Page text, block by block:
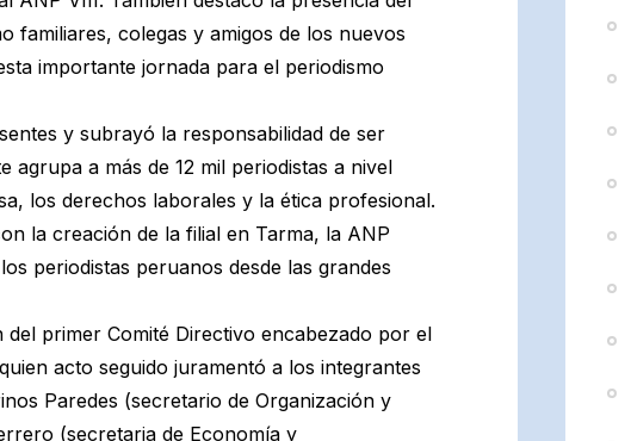
familiares, colegas y amigos de los nuevos
importante jornada para el periodismo
y subrayó la responsabilidad de ser
agrupa a más de 12 mil periodistas a nivel
los derechos laborales y la ética profesional.
la creación de la filial en Tarma, la ANP
periodistas peruanos desde las grandes
primer Comité Directivo encabezado por el
acto seguido juramentó a los integrantes
Paredes (secretario de Organización y
(secretaria de Economía y